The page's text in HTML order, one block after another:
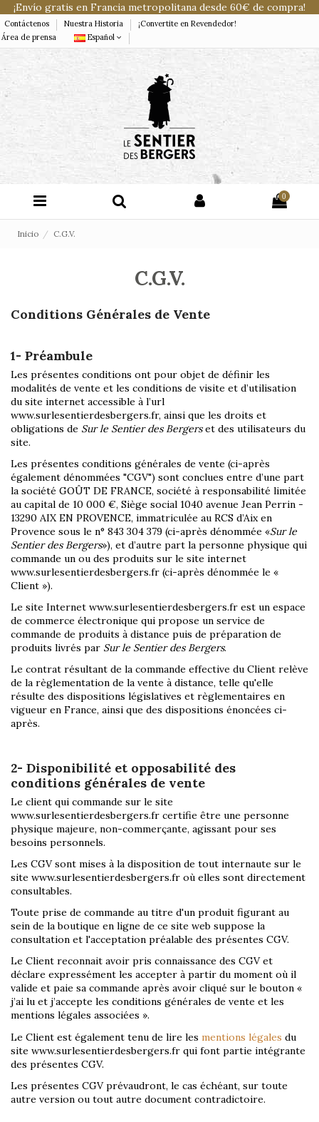
¡Envío gratis en Francia metropolitana desde 60€ de compra!
Contáctenos Nuestra Historia
¡Convertite en Revendedor!
Área de prensa
Español
0
Inicio C.G.V.
C.G.V.
Conditions Générales de Vente
1- Préambule
Les présentes conditions ont pour objet de définir les
modalités de vente et les conditions de visite et d’utilisation
du site internet accessible à l’url
www.surlesentierdesbergers.fr, ainsi que les droits et
obligations de Sur le Sentier des Bergerset des utilisateurs du
site.
Les présentes conditions générales de vente (ci-après
également dénommées "CGV") sont conclues entre d’une part
la société GOÛT DE FRANCE, société à responsabilité limitée
au capital de 10 000 €, Siège social 1040 avenue Jean Perrin -
13290 AIX EN PROVENCE, immatriculée au RCS d’Aix en
Provence sous le n° 843 304 379 (ci-après dénommée «Sur le
Sentier des Bergers»), et d’autre part la personne physique qui
commande un ou des produits sur le site internet
www.surlesentierdesbergers.fr (ci-après dénommée le «
Client »).
Le site Internet www.surlesentierdesbergers.fr est un espace
de commerce électronique qui propose un service de
commande de produits à distance puis de préparation de
produits livrés par Sur le Sentier des Bergers.
Le contrat résultant de la commande effective du Client relève
de la règlementation de la vente à distance, telle qu'elle
résulte des dispositions législatives et règlementaires en
vigueur en France, ainsi que des dispositions énoncées ci-
après.
2- Disponibilité et opposabilité des
conditions générales de vente
Le client qui commande sur le site
www.surlesentierdesbergers.fr certifie être une personne
physique majeure, non-commerçante, agissant pour ses
besoins personnels.
Les CGV sont mises à la disposition de tout internaute sur le
site www.surlesentierdesbergers.fr où elles sont directement
consultables.
Toute prise de commande au titre d'un produit figurant au
sein de la boutique en ligne de ce site web suppose la
consultation et l'acceptation préalable des présentes CGV.
Le Client reconnait avoir pris connaissance des CGV et
déclare expressément les accepter à partir du moment où il
valide et paie sa commande après avoir cliqué sur le bouton «
j’ai lu et j’accepte les conditions générales de vente et les
mentions légales associées ».
Le Client est également tenu de lire les mentions légales du
site www.surlesentierdesbergers.fr qui font partie intégrante
des présentes CGV.
Les présentes CGV prévaudront, le cas échéant, sur toute
autre version ou tout autre document contradictoire.